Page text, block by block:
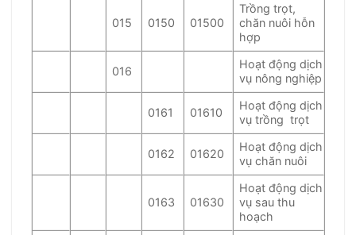
015 0150 01500
Trồng trọt,
chăn nuôi hỗn
hợp
016
Hoạt động dịch
vụ nông nghiệp
0161 01610
Hoạt động dịch
vụ trồng trọt
0162 01620
Hoạt động dịch
vụ chăn nuôi
0163 01630
Hoạt động dịch
vụ sau thu
hoạch